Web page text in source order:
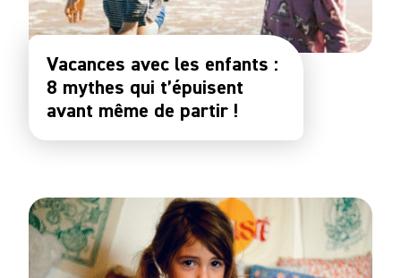
Vacances avec les enfants :
8 mythes qui t’épuisent
avant même de partir !